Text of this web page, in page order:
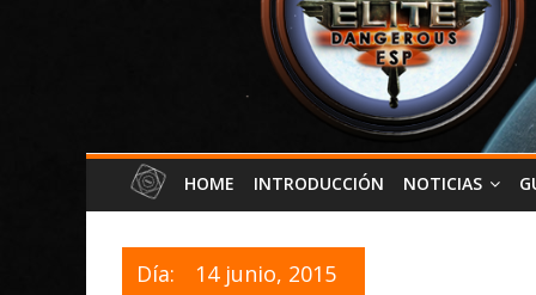
HOME INTRODUCCIÓN NOTICIAS
Día: 14 junio, 2015